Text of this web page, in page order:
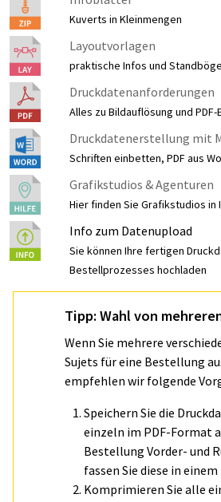
Kuverts in Kleinmengen
Layoutvorlagen
praktische Infos und
Druckdatenanforderungen
Alles zu Bildauflösung und
Druckdatenerstellung mit
Schriften einbetten, PDF aus
Grafikstudios & Agenturen
Hier finden Sie Grafikstudios in
Info zum Datenupload
Sie können Ihre fertigen
Bestellprozesses hochladen
Tipp: Wahl von
Wenn Sie mehrere
Sujets für eine Bestellung
empfehlen wir folgende
Speichern Sie die
einzeln im PDF-Format
Bestellung Vorder- und
fassen Sie diese in
Komprimieren Sie alle